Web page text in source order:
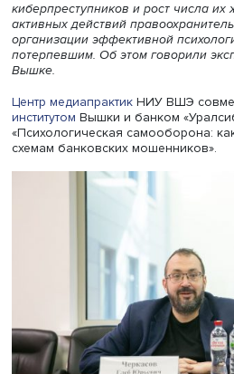
Фото:
Преступники, стремящиеся
банковским счетам и
киберпреступников и рост
активных действий
организации эффективной
потерпевшим. Об этом
Вышке.
Вышки и банком
«Психологическая
схемам банковских